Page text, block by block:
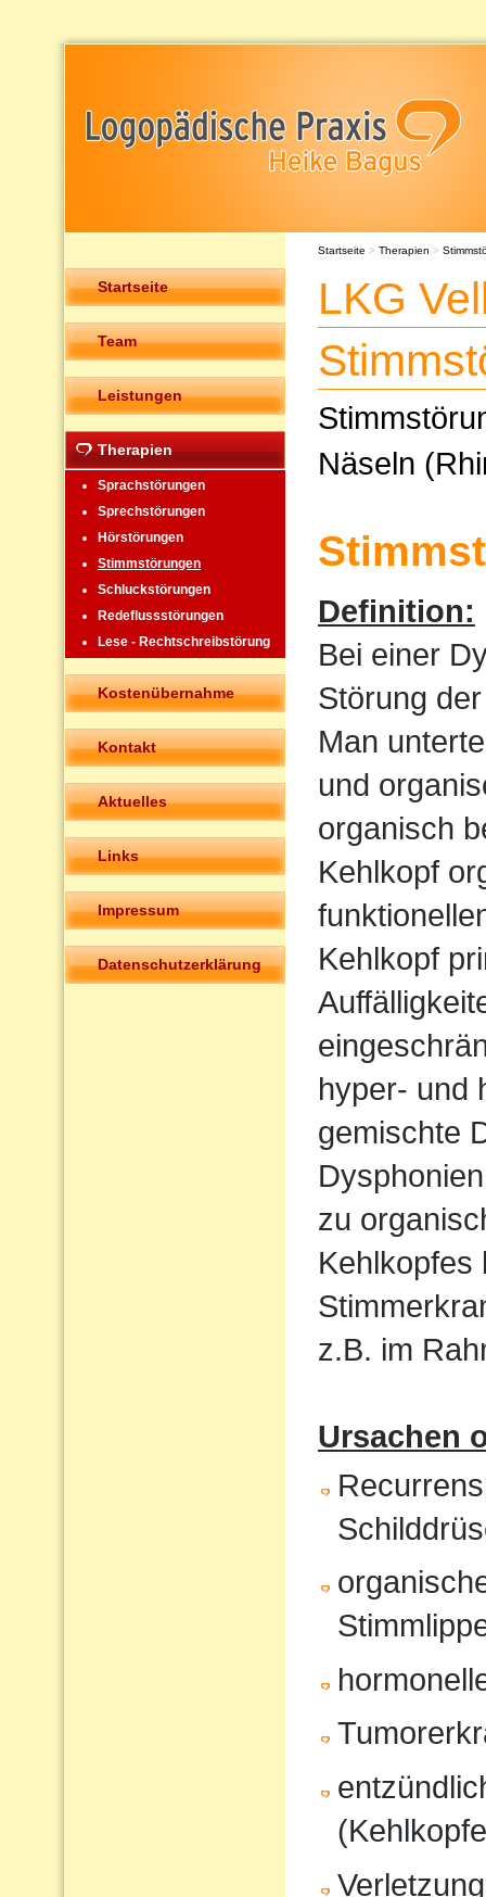
Startseite
Team
Leistungen
Therapien
Sprachstörungen
Sprechstörungen
Hörstörungen
Stimmstörungen
Schluckstörungen
Redeflussstörungen
Lese - Rechtschreibstörung
Kostenübernahme
Kontakt
Aktuelles
Links
Impressum
Datenschutzerklärung
Startseite > Therapien >
LKG
Näseln
Definition:
Bei einer
Störung
Man
und
organisch
Kehlkopf
Kehlkopf
hyper- und
gemischte
zu
Kehlkopfes
z.B. im
Ursachen